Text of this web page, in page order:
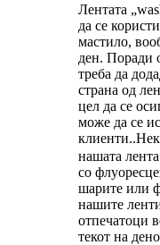
Лентата
да се
мастило,
ден. Поради
треба да
страна од
цел да се
може да се
клиенти..
нашата
со
шарите или
нашите
отпечатоци
текот на